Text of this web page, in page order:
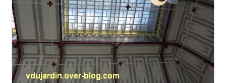
été achevée en 2009).